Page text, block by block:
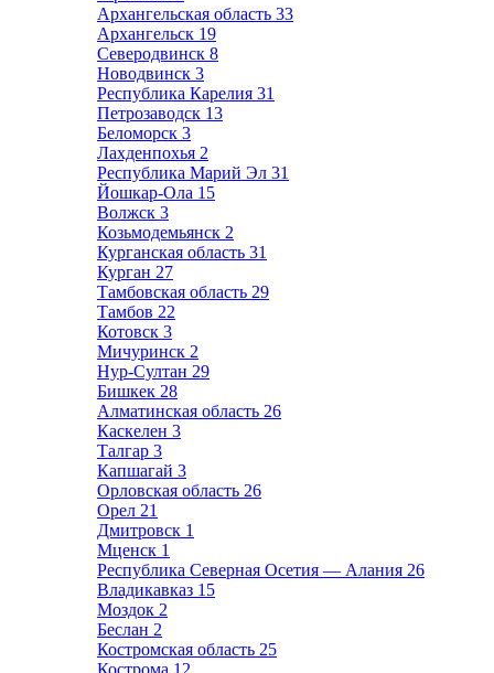
Архангельская область 33
Архангельск 19
Северодвинск 8
Новодвинск 3
Республика Карелия 31
Петрозаводск 13
Беломорск 3
Лахденпохья 2
Республика Марий Эл 31
Йошкар-Ола 15
Волжск 3
Козьмодемьянск 2
Курганская область 31
Курган 27
Тамбовская область 29
Тамбов 22
Котовск 3
Мичуринск 2
Нур-Султан 29
Бишкек 28
Алматинская область 26
Каскелен 3
Талгар 3
Капшагай 3
Орловская область 26
Орел 21
Дмитровск 1
Мценск 1
Республика Северная Осетия — Алания 26
Владикавказ 15
Моздок 2
Беслан 2
Костромская область 25
Кострома 12